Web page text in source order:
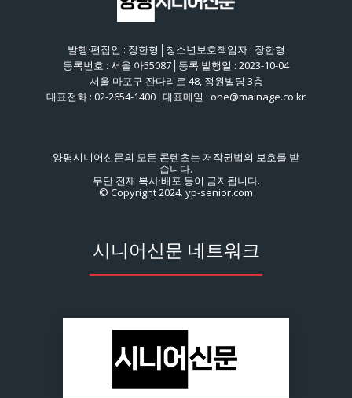
발행·편집인 : 장한형│청소년보호책임자 : 장한형
등록번호 : 서울 아55087│등록·발행일 : 2023-10-04
서울 마포구 잔다리로 48, 정원빌딩 3층
대표전화 : 02-2654-1400│대표메일 : one@mainage.co.kr
양평시니어신문의 모든 콘텐츠는 저작권법의 보호를 받
습니다.
무단 전재·복사·배포 등이 금지됩니다.
© Copyright 2024. yp-senior.com
시니어신문 네트워크